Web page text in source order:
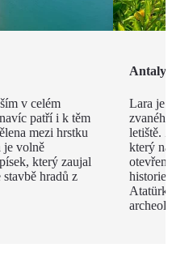
v celém
patří i k těm
mezi hrstku
je volně
který zaujal
hradů z
Lara je
letiště.
který
historie